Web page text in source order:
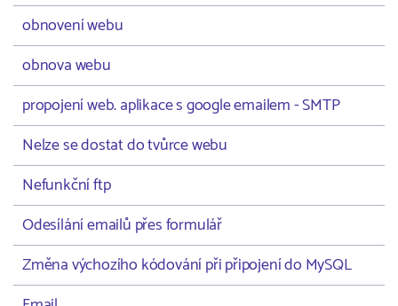
obnovení webu
obnova webu
propojení web. aplikace s google emailem - SMTP
Nelze se dostat do tvůrce webu
Nefunkční ftp
Odesílání emailů přes formulář
Změna výchozího kódování při připojení do MySQL